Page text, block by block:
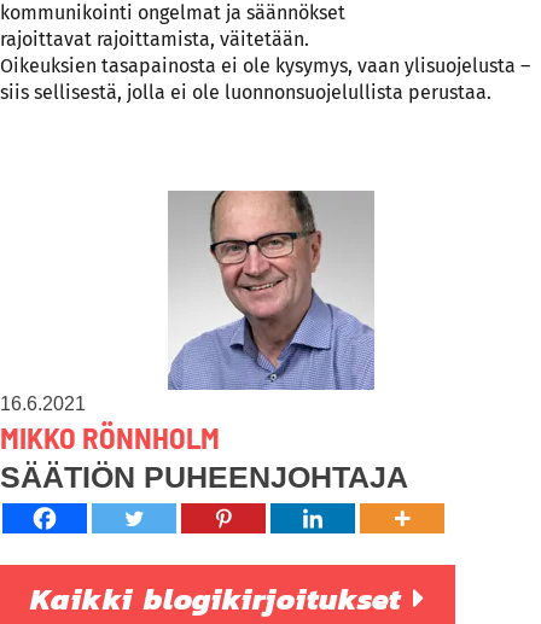
kommunikointi ongelmat ja säännökset
rajoittavat rajoittamista, väitetään.
Oikeuksien tasapainosta ei ole kysymys, vaan ylisuojelusta –
siis sellisestä, jolla ei ole luonnonsuojelullista perustaa.
16.6.2021
MIKKO RÖNNHOLM
SÄÄTIÖN PUHEENJOHTAJA
Kaikki blogikirjoitukset